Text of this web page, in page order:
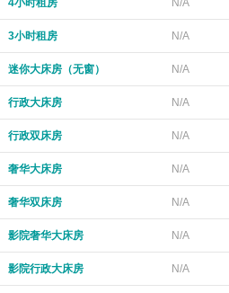
4小时租房 N/A
3小时租房 N/A
迷你大床房（无窗） N/A
行政大床房 N/A
行政双床房 N/A
奢华大床房 N/A
奢华双床房 N/A
影院奢华大床房 N/A
影院行政大床房 N/A